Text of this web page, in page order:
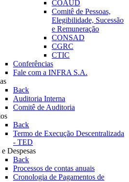
COAUD
Comitê de Pessoas,
Elegibilidade, Sucessão
e Remuneração
CONSAD
CGRC
CTIC
Conferências
Fale com a INFRA S.A.
Back
Auditoria Interna
Comitê de Auditoria
Back
Termo de Execução Descentralizada
- TED
Despesas
Back
Processos de contas anuais
Cronologia de Pagamentos de